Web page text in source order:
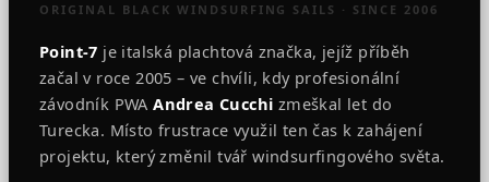
ORIGINAL BLACK WINDSURFING SAILS · SINCE 2006
Point-7 je italská plachtová značka, jejíž příběh
začal v roce 2005 – ve chvíli, kdy profesionální
závodník PWAAndrea Cucchi zmeškal let do
Turecka. Místo frustrace využil ten čas k zahájení
projektu, který změnil tvář windsurfingového světa.